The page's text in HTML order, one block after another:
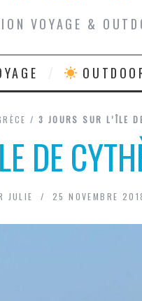
VOYAGE &
/ 3 JOURS SUR L’ÎLE
DE
JULIE 25 NOVEMBRE